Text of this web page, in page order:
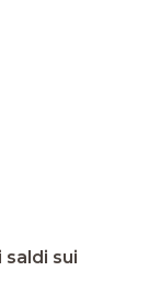
saldi sui